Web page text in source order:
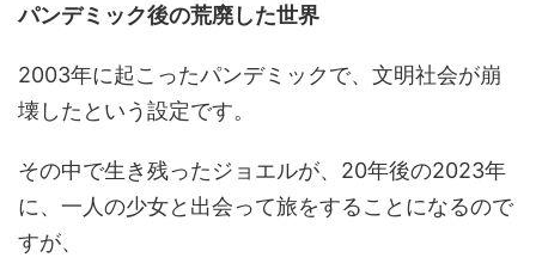
パンデミック後の荒廃した世界
2003年に起こったパンデミックで、文明社会が崩
壊したという設定です。
その中で生き残ったジョエルが、20年後の2023年
に、一人の少女と出会って旅をすることになるので
すが、